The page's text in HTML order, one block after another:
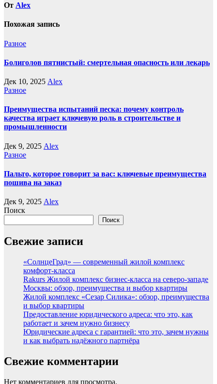
От Alex
Похожая запись
Разное
Болиголов пятнистый: смертельная опасность или лекарь
Дек 10, 2025 Alex
Разное
Преимущества испытаний песка: почему контроль
качества играет ключевую роль в строительстве и
промышленности
Дек 9, 2025 Alex
Разное
Пальто, которое говорит за вас: ключевые преимущества
пошива на заказ
Дек 9, 2025 Alex
Поиск
Поиск
Свежие записи
«СолнцеГрад» — современный жилой комплекс
комфорт-класса
Rakurs Жилой комплекс бизнес-класса на северо-западе
Москвы: обзор, преимущества и выбор квартиры
Жилой комплекс «Сезар Силика»: обзор, преимущества
и выбор квартиры
Предоставление юридического адреса: что это, как
работает и зачем нужно бизнесу
Юридические адреса с гарантией: что это, зачем нужны
и как выбрать надёжного партнёра
Свежие комментарии
Нет комментариев для просмотра.